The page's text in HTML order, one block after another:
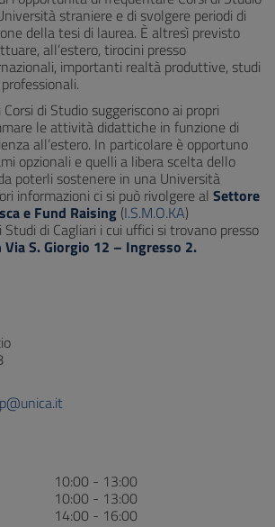
straniere e di svolgere periodi di
della tesi di laurea. È altresì previsto
all’estero, tirocini presso
importanti realtà produttive, studi
di Studio suggeriscono ai propri
le attività didattiche in funzione di
all’estero. In particolare è opportuno
opzionali e quelli a libera scelta dello
poterli sostenere in una Università
informazioni ci si può rivolgere al Settore
e Fund Raising (I.S.M.O.KA)
Studi di Cagliari i cui uffici si trovano presso
Via S. Giorgio 12 – Ingresso 2.
10:00 - 13:00
10:00 - 13:00
14:00 - 16:00